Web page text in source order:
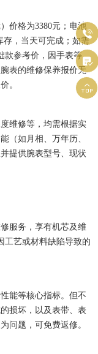
广西壮族自治区贵港市港北区港城街道布山大道与仙衣路交叉口宝珀售后服务中心（需提前预约）
广西壮族自治区桂林市秀峰区红岭路宝珀售后服务中心（需提前预约）
广西壮族自治区河池市金城江区金城江街道朝阳路宝珀售后服务中心（需提前预约）
广西壮族自治区贺州市八步区城东街道灵峰南路宝珀售后服务中心（需提前预约）
广西壮族自治区柳州市城中区中山中路宝珀售后服务中心（需提前预约）
广西壮族自治区钦州市钦南区金海湾东大街宝珀售后服务中心（需提前预约）
广西壮族自治区梧州市万秀区龙湖镇高旺路宝珀售后服务中心（需提前预约）
海南省琼海市嘉积镇东风路宝珀售后服务中心（需提前预约）
海南省文昌市文城镇教育东路宝珀售后服务中心（需提前预约）
价格为3380元；电池
存，当天可完成；如需
款参考价，因手表等
表的维修保养报价无
。
维修等，均需根据实
（如月相、万年历、
提供腕表型号、现状
服务，享有机芯及维
工艺或材料缺陷导致的
能等核心指标。但不
损坏，以及表带、表
问题，可免费返修。


